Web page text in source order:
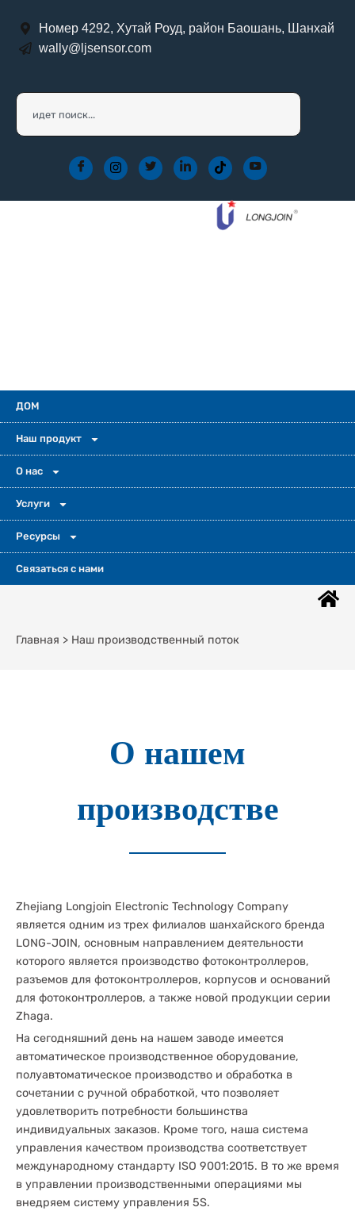
Номер 4292, Хутай Роуд, район Баошань, Шанхай
wally@ljsensor.com
ДОМ
Наш продукт
О нас
Услуги
Ресурсы
Связаться с нами
Главная > Наш производственный поток
О нашем
производстве
Zhejiang Longjoin Electronic Technology Company
является одним из трех филиалов шанхайского бренда
LONG-JOIN, основным направлением деятельности
которого является производство фотоконтроллеров,
разъемов для фотоконтроллеров, корпусов и оснований
для фотоконтроллеров, а также новой продукции серии
Zhaga.
На сегодняшний день на нашем заводе имеется
автоматическое производственное оборудование,
полуавтоматическое производство и обработка в
сочетании с ручной обработкой, что позволяет
удовлетворить потребности большинства
индивидуальных заказов. Кроме того, наша система
управления качеством производства соответствует
международному стандарту ISO 9001:2015. В то же время
в управлении производственными операциями мы
внедряем систему управления 5S.